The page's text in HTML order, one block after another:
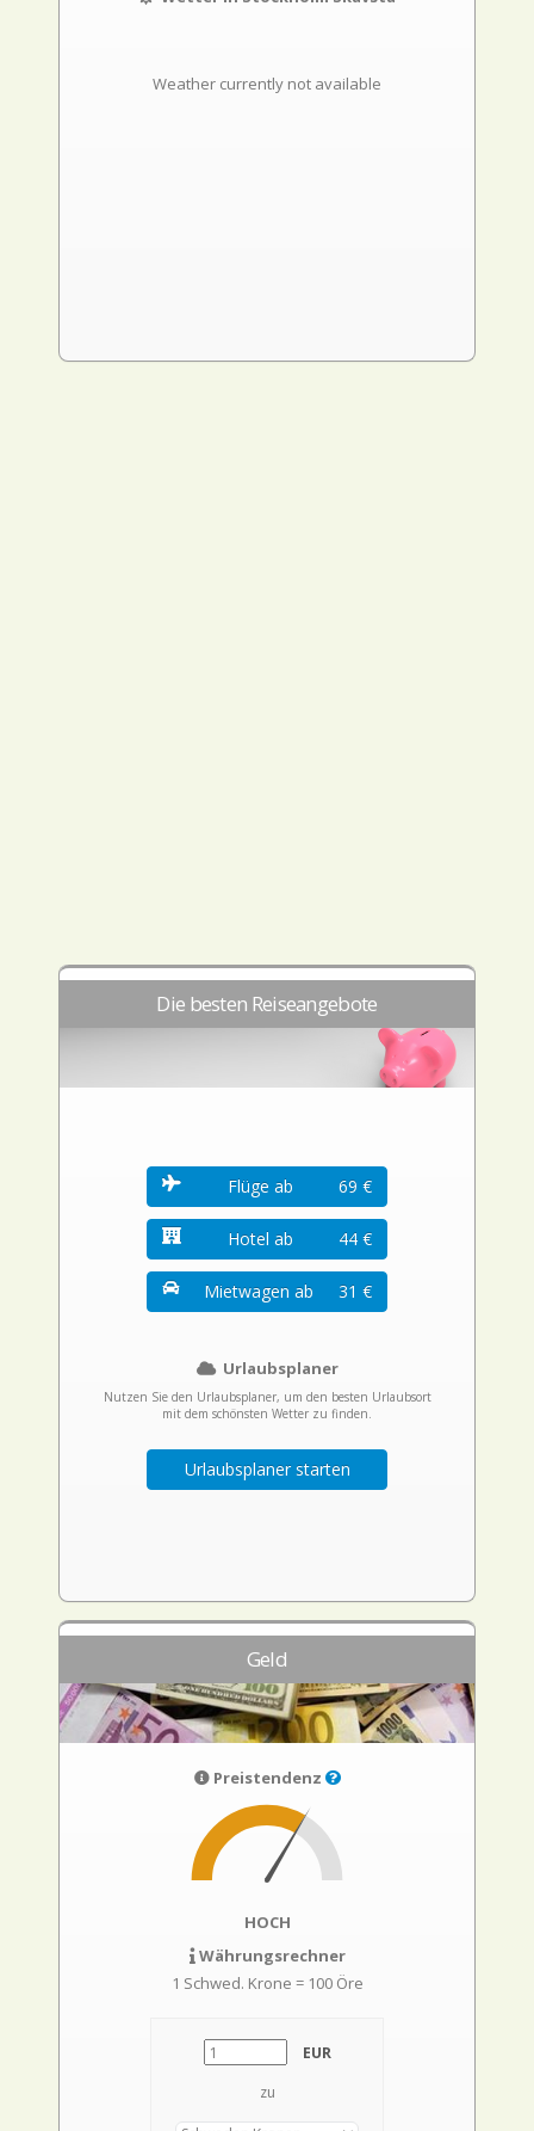
Weather currently not available
Die besten Reiseangebote
Flüge ab 69 €
Hotel ab 44 €
Mietwagen ab 31 €
Urlaubsplaner
Nutzen Sie den Urlaubsplaner, um den besten Urlaubsort
mit dem schönsten Wetter zu finden.
Urlaubsplaner starten
Geld
Preistendenz
HOCH
Währungsrechner
1 Schwed. Krone = 100 Öre
EUR
zu